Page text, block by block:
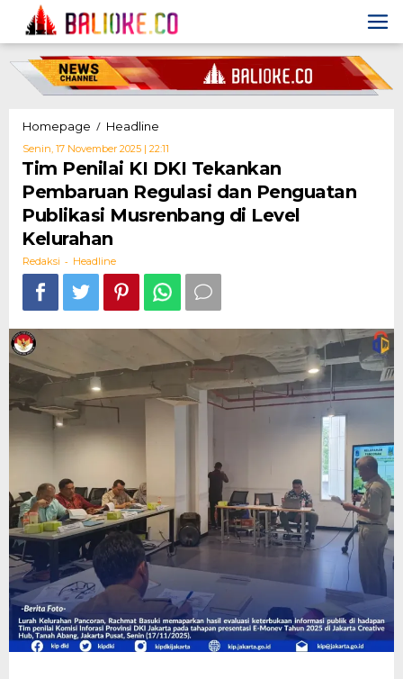
content
Homepage / Headline
Penilai
KI
DKI
Tekankan
Pembaruan
Regulasi
Publikasi
Musrenbang
di
Kelurahan
Senin, 17 November 2025 | 22:11
Redaksi
Tim Penilai KI DKI Tekankan
Pembaruan Regulasi dan Penguatan
Publikasi Musrenbang di Level
Kelurahan
Redaksi - Headline